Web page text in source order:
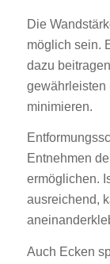
Die
möglich sein.
dazu
gewährleisten
minimieren.
Entnehmen
ermöglichen.
ausreichend,
Auch Ecken